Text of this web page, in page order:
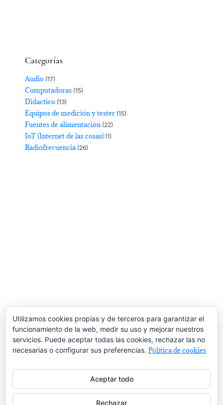
Categorías
Audio (17)
Computadoras (15)
Didactico (13)
Equipos de medición y tester (15)
Fuentes de alimentación (22)
IoT (Internet de las cosas) (1)
Radiofrecuencia (26)
Utilizamos cookies propias y de terceros para garantizar el
funcionamiento de la web, medir su uso y mejorar nuestros
servicios. Puede aceptar todas las cookies, rechazar las no
necesarias o configurar sus preferencias. Política de cookies
Aceptar todo
Rechazar